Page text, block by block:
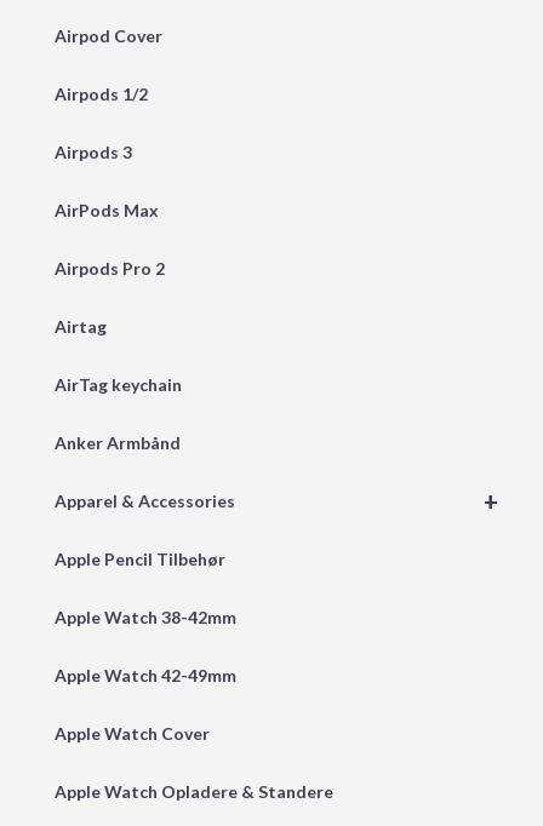
Airpod Cover
Airpods 1/2
Airpods 3
AirPods Max
Airpods Pro 2
Airtag
AirTag keychain
Anker Armbånd
+
Apparel & Accessories
Apple Pencil Tilbehør
Apple Watch 38-42mm
Apple Watch 42-49mm
Apple Watch Cover
Apple Watch Opladere & Standere